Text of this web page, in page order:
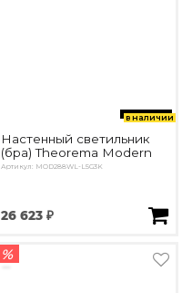
в наличии
Настенный светильник
(бра) Theorema Modern
Артикул: MOD288WL-L5G3K
26 623 ₽
%